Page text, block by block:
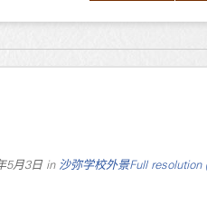
5月3日in 沙弥学校外景Full resolution